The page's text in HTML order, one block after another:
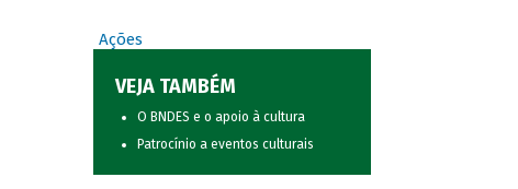
Ações
VEJA TAMBÉM
O BNDES e o apoio à cultura
Patrocínio a eventos culturais